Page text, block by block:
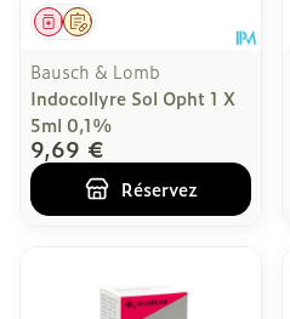
Sur prescription
Médicament
Bausch & Lomb
Indocollyre Sol Opht 1 X
5ml 0,1%
9,69 €
Réservez